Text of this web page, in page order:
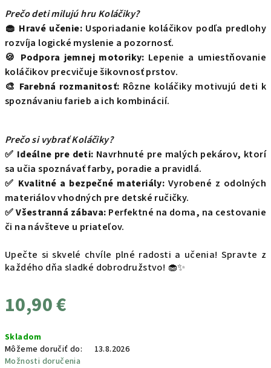
Prečo deti milujú hru Koláčiky?
🧁 Hravé učenie: Usporiadanie koláčikov podľa predlohy
rozvíja logické myslenie a pozornosť.
🍪 Podpora jemnej motoriky: Lepenie a umiestňovanie
koláčikov precvičuje šikovnosť prstov.
🎨 Farebná rozmanitosť: Rôzne koláčiky motivujú deti k
spoznávaniu farieb a ich kombinácií.
Prečo si vybrať Koláčiky?
✅ Ideálne pre deti: Navrhnuté pre malých pekárov, ktorí
sa učia spoznávať farby, poradie a pravidlá.
✅ Kvalitné a bezpečné materiály: Vyrobené z odolných
materiálov vhodných pre detské ručičky.
✅Všestranná zábava: Perfektné na doma, na cestovanie
či na návšteve u priateľov.
Upečte si skvelé chvíle plné radosti a učenia! Spravte z
každého dňa sladké dobrodružstvo! 🧁✨
10,90 €
cena:
Skladom
Môžeme doručiť do:
13.8.2026
Možnosti doručenia